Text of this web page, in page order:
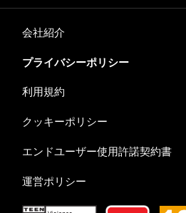
会社紹介
プライバシーポリシー
利用規約
クッキーポリシー
エンドユーザー使用許諾契約書
運営ポリシー